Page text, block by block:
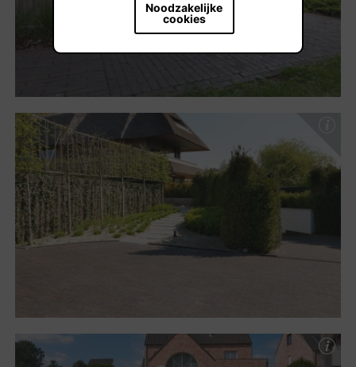
Noodzakelijke
cookies